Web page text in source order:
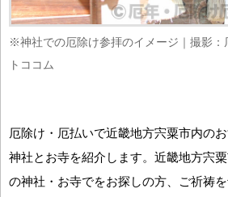
※神社での厄除け参拝のイメージ｜撮影：
トココム
厄除け・厄払いで近畿地方宍粟市内の
神社とお寺を紹介します。近畿地方宍
の神社・お寺でをお探しの方、ご祈祷